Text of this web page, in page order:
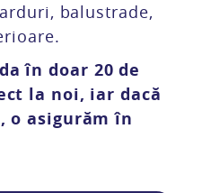
balustrade,
în doar 20 de
la noi, iar dacă
o asigurăm în